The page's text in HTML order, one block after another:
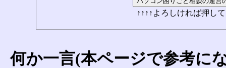
↑↑↑↑よろしければ押し
何か一言(本ページで参考に